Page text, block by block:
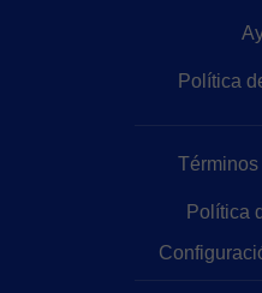
Política
Política